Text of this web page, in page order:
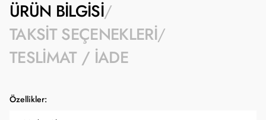
ÜRÜN BILGISI
TAKSIT SEÇENEKLERI
TESLIMAT / İADE
Özellikler: